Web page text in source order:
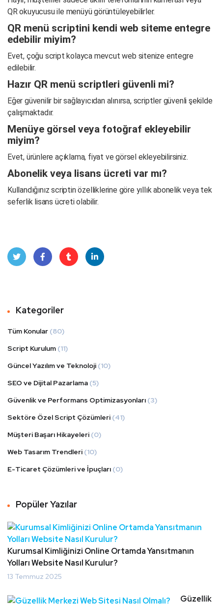
QR okuyucusu ile menüyü görüntüleyebilirler.
QR menü scriptini kendi web siteme entegre
edebilir miyim?
Evet, çoğu script kolayca mevcut web sitenize entegre
edilebilir.
Hazır QR menü scriptleri güvenli mi?
Eğer güvenilir bir sağlayıcıdan alınırsa, scriptler güvenli şekilde
çalışmaktadır.
Menüye görsel veya fotoğraf ekleyebilir
miyim?
Evet, ürünlere açıklama, fiyat ve görsel ekleyebilirsiniz.
Abonelik veya lisans ücreti var mı?
Kullandığınız scriptin özelliklerine göre yıllık abonelik veya tek
seferlik lisans ücreti olabilir.
Kategoriler
Tüm Konular (80)
Script Kurulum (11)
Güncel Yazılım ve Teknoloji (10)
SEO ve Dijital Pazarlama (5)
Güvenlik ve Performans Optimizasyonları (3)
Sektöre Özel Script Çözümleri (41)
Müşteri Başarı Hikayeleri (0)
Web Tasarım Trendleri (10)
E-Ticaret Çözümleri ve İpuçları (0)
Popüler Yazılar
Kurumsal Kimliğinizi Online Ortamda Yansıtmanın
Yolları Website Nasıl Kurulur?
13 Temmuz 2025
Güzellik